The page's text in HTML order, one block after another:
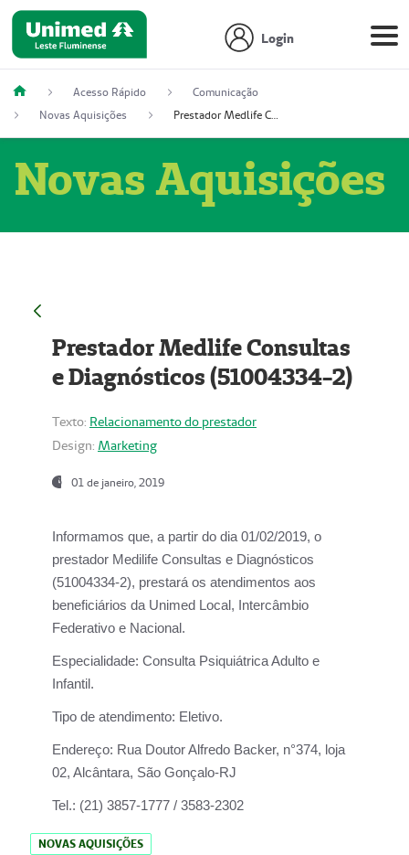
Login
Acesso Rápido
Comunicação
Novas Aquisições
Prestador Medlife Consultas e Diagnósticos (51004334-2)
Novas Aquisições
Prestador Medlife Consultas
e Diagnósticos (51004334-2)
Texto: Relacionamento do prestador
Design: Marketing
01 de janeiro, 2019
Informamos que, a partir do dia 01/02/2019, o
prestador Medilife Consultas e Diagnósticos
(51004334-2), prestará os atendimentos aos
beneficiários da Unimed Local, Intercâmbio
Federativo e Nacional.
Especialidade: Consulta Psiquiátrica Adulto e
Infantil.
Tipo de atendimento: Eletivo.
Endereço: Rua Doutor Alfredo Backer, n°374, loja
02, Alcântara, São Gonçalo-RJ
Tel.: (21) 3857-1777 / 3583-2302
NOVAS AQUISIÇÕES